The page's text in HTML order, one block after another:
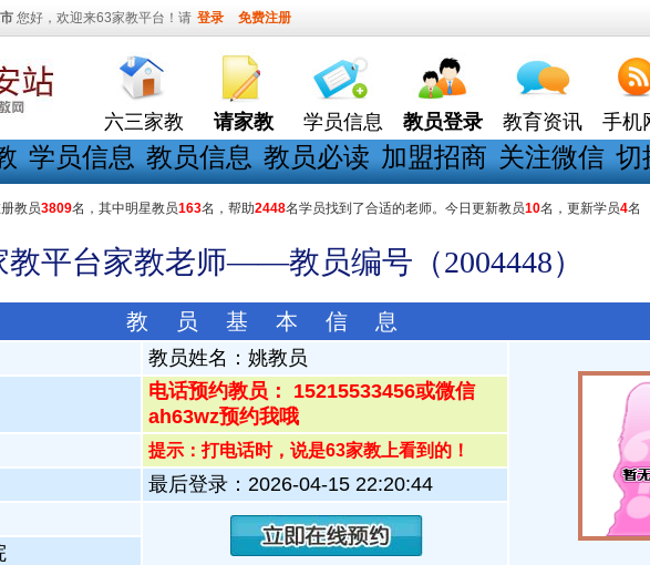
您好，欢迎来63家教平台！请 登录 免费注册
六三家教 请家教 学员信息 教员登录 教育资讯 手机
学员信息 教员信息 教员必读 加盟招商 关注微信 切
教员3809名，其中明星教员163名，帮助2448名学员找到了合适的老师。今日更新教员10名，更新学员4名
教平台家教老师——教员编号（2004448）
教 员 基 本 信 息
教员姓名： 姚教员
电话预约教员： 15215533456或微信
ah63wz预约我哦
提示：打电话时，说是63家教上看到的！
最后登录：2026-04-15 22:20:44